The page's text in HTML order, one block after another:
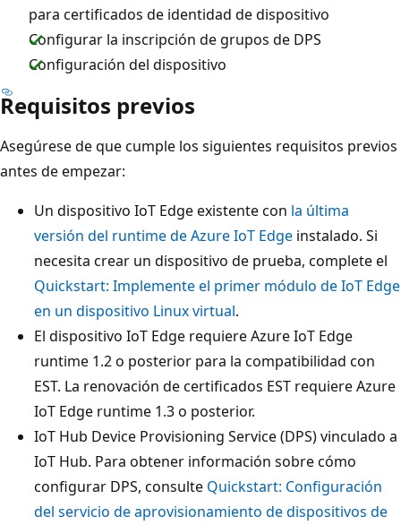
para certificados de identidad de dispositivo
Configurar la inscripción de grupos de DPS
Configuración del dispositivo
Requisitos previos
Asegúrese de que cumple los siguientes requisitos previos
antes de empezar:
Un dispositivo IoT Edge existente con la última
versión del runtime de Azure IoT Edge instalado. Si
necesita crear un dispositivo de prueba, complete el
Quickstart: Implemente el primer módulo de IoT Edge
en un dispositivo Linux virtual.
El dispositivo IoT Edge requiere Azure IoT Edge
runtime 1.2 o posterior para la compatibilidad con
EST. La renovación de certificados EST requiere Azure
IoT Edge runtime 1.3 o posterior.
IoT Hub Device Provisioning Service (DPS) vinculado a
IoT Hub. Para obtener información sobre cómo
configurar DPS, consulte Quickstart: Configuración
del servicio de aprovisionamiento de dispositivos de